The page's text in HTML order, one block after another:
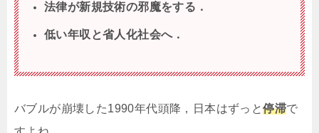
法律が新規技術の邪魔をする．
低い年収と省人化社会へ．
バブルが崩壊した1990年代頭降，日本はずっと停滞で